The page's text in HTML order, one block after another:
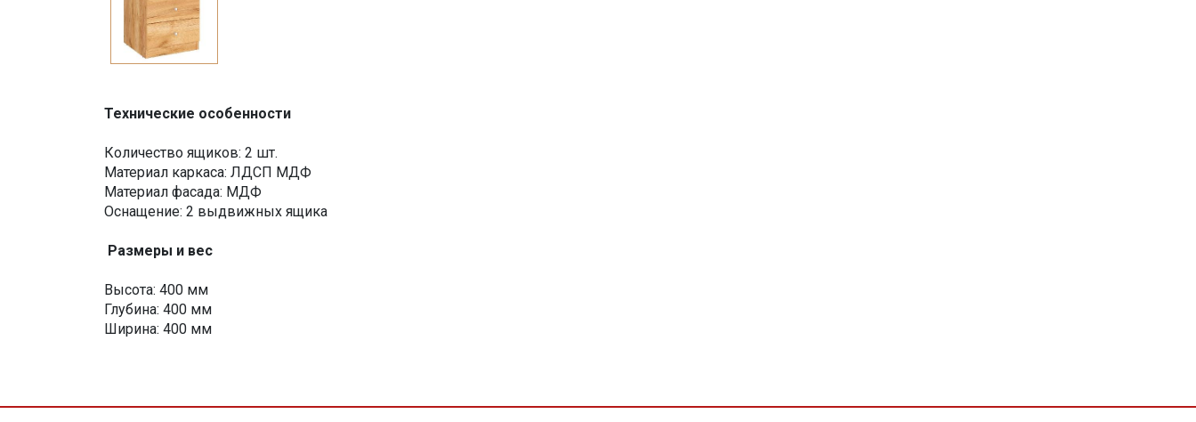
Технические особенности
Количество ящиков: 2 шт.
Материал каркаса: ЛДСП МДФ
Материал фасада: МДФ
Оснащение: 2 выдвижных ящика
Размеры и вес
Высота: 400 мм
Глубина: 400 мм
Ширина: 400 мм